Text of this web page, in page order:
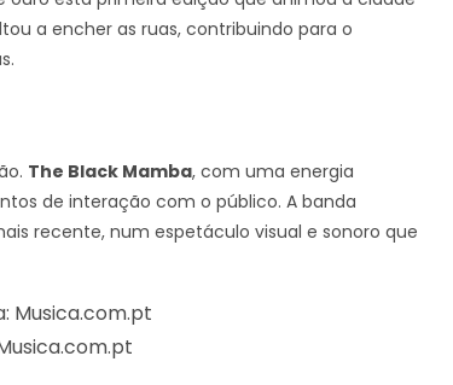
a encher as ruas, contribuindo para o
The Black Mamba, com uma energia
de interação com o público. A banda
recente, num espetáculo visual e sonoro que